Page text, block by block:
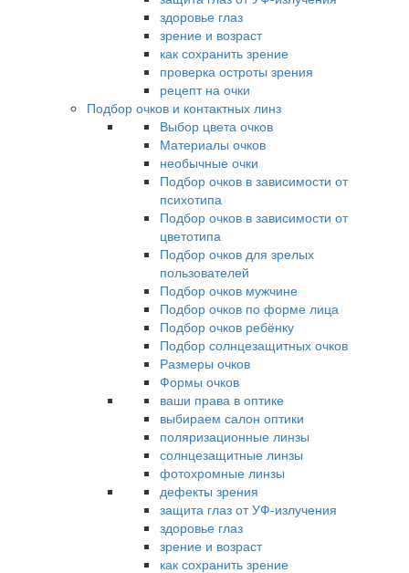
здоровье глаз
зрение и возраст
как сохранить зрение
проверка остроты зрения
рецепт на очки
Подбор очков и контактных линз
Выбор цвета очков
Материалы очков
необычные очки
Подбор очков в зависимости от
психотипа
Подбор очков в зависимости от
цветотипа
Подбор очков для зрелых
пользователей
Подбор очков мужчине
Подбор очков по форме лица
Подбор очков ребёнку
Подбор солнцезащитных очков
Размеры очков
Формы очков
ваши права в оптике
выбираем салон оптики
поляризационные линзы
солнцезащитные линзы
фотохромные линзы
дефекты зрения
защита глаз от УФ-излучения
здоровье глаз
зрение и возраст
как сохранить зрение